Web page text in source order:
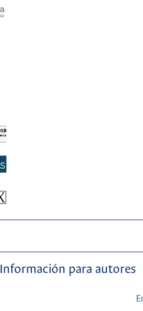
Información para autores